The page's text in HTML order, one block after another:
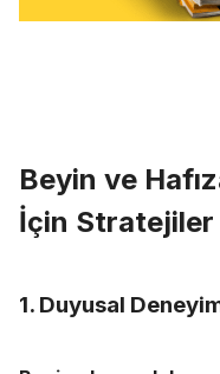
Beyin ve
İçin Stratejiler
1. Duyusal